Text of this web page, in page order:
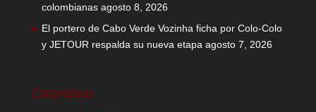
colombianas agosto 8, 2026
El portero de Cabo Verde Vozinha ficha por Colo-Colo
y JETOUR respalda su nueva etapa agosto 7, 2026
Calendario